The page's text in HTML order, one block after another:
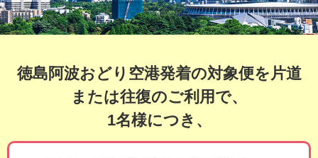
徳島阿波おどり空港発着の対象便を片道
または往復のご利用で、
1名様につき、